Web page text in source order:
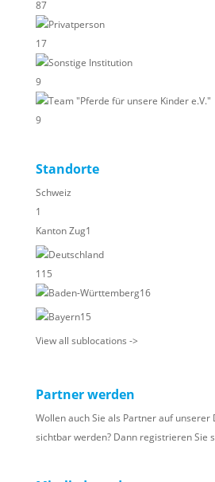
87
Privatperson
17
Sonstige Institution
9
Team "Pferde für unsere Kinder e.V."
9
Standorte
Schweiz
1
Kanton Zug1
Deutschland
115
Baden-Württemberg16
Bayern15
View all sublocations ->
Partner werden
Wollen auch Sie als Partner auf unserer
sichtbar werden? Dann registrieren Sie